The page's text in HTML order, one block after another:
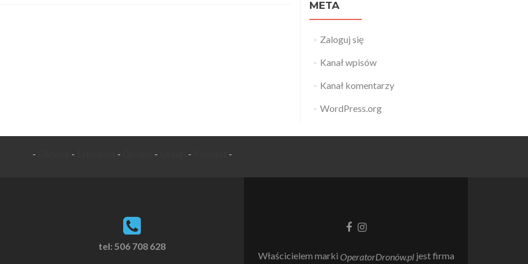
META
Zaloguj się
Kanał wpisów
Kanał komentarzy
WordPress.org
- - - - - -
tel: 506 708 628
LinkLink
Właścicielem marki OperatorDronów.pljest firma